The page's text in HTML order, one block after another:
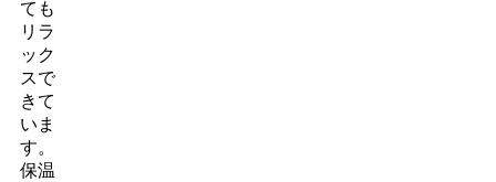
ても
リラ
ック
スで
きて
いま
す。
保温